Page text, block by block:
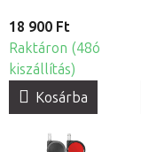
18 900 Ft
Raktáron (48ó
kiszállítás)
Kosárba